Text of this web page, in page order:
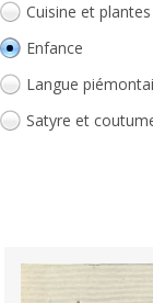
Cuisine et plantes
Enfance
Langue
Satyre et